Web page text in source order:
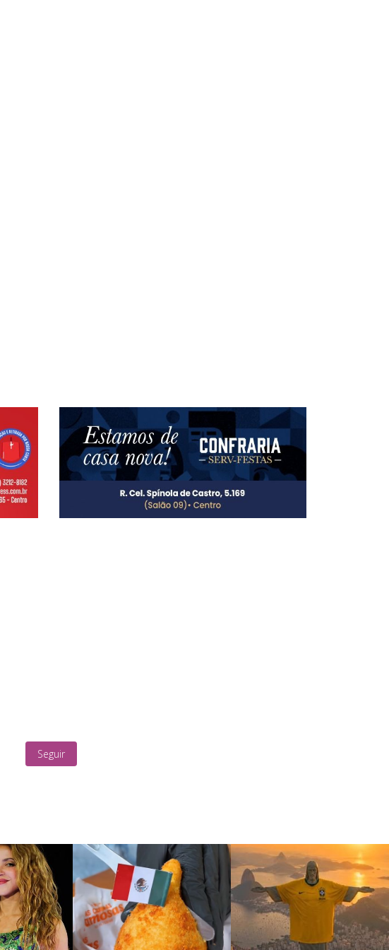
Seguir